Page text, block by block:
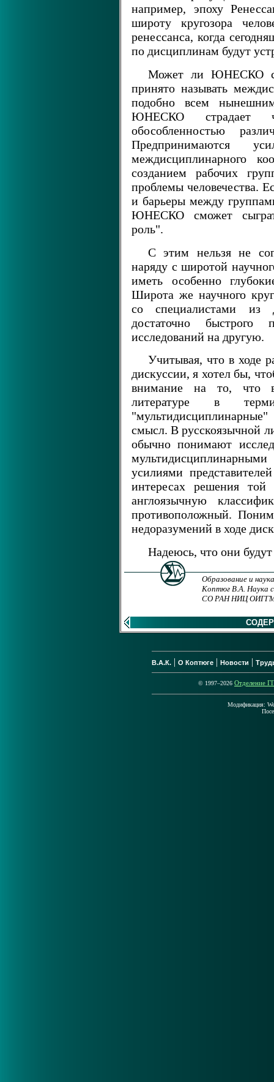
например, эпоху
широту кругозора
ренессанса, когда
по дисциплинам будут
Может ли ЮНЕСКО
принято называть
подобно всем
ЮНЕСКО страдает
обособленностью
Предпринимаются
междисциплинарного
созданием рабочих
проблемы человечества.
и барьеры между
ЮНЕСКО сможет
роль".
С этим нельзя не
наряду с широтой
иметь особенно
Широта же научного
со специалистами из
достаточно
исследований на другую.
Учитывая, что в ходе
дискуссии, я хотел бы,
внимание на то, что в
литературе в
"мультидисциплинарные"
смысл. В русскоязычной
обычно понимают
усилиями
интересах решения
англоязычную
противоположный.
недоразумений в ходе
Надеюсь, что они
Образование и
Коптюг В.А. Наука
СО РАН НИЦ ОИГГМ,
В.А.К. | О Коптюге | Новости |
© 1997–2026 Отделение
Модификация: